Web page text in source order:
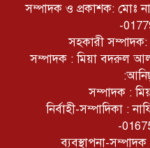
৫
কর্তৃক
সম্পাদক ও প্রকাশক: মোঃ
-
সহকারী
সম্পাদক : মিয়া বদরুল
সম্পাদক :
নির্বাহী-সম্পাদিকা :
-
ব্যবস্থাপনা-